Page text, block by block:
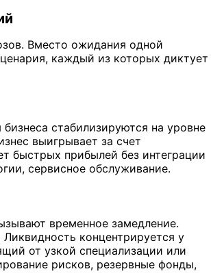
Вместо ожидания одной
каждый из которых диктует
стабилизируются на уровне
выигрывает за счет
быстрых прибылей без интеграции
сервисное обслуживание.
временное замедление.
концентрируется у
от узкой специализации или
рисков, резервные фонды,